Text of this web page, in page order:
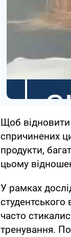
Щоб відновити
спричинених
продукти,
цьому
У рамках
студентського
часто
тренування.